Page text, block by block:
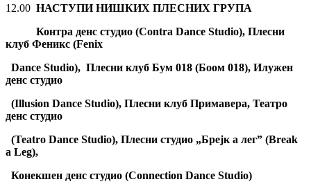
12.00 НАСТУПИ НИШКИХ ПЛЕСНИХ ГРУПА
Контра денс студио (Contra Dance Studio), Плесни
клуб Феникс (Fenix
Dance Studio), Плесни клуб Бум 018 (Боом 018), Илужен
денс студио
(Illusion Dance Studio), Плесни клуб Примавера, Театро
денс студио
(Teatro Dance Studio), Плесни студио „Брејк а лег” (Break
a Leg),
Конекшен денс студио (Connection Dance Studio)